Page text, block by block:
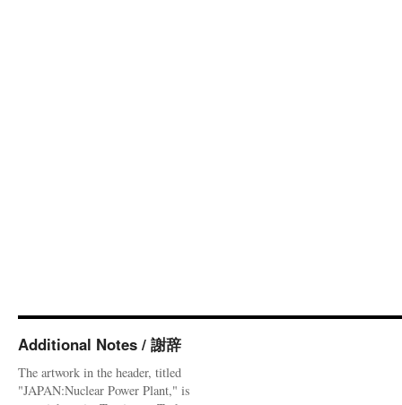
Additional Notes / 謝辞
The artwork in the header, titled
"JAPAN:Nuclear Power Plant," is